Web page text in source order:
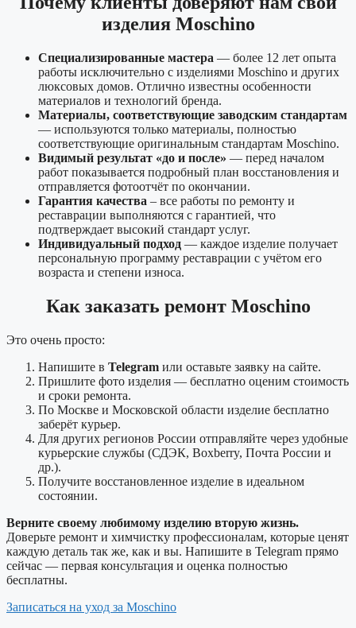
изделия Moschino
Специализированные мастера — более 12 лет опыта
работы исключительно с изделиями Moschino и других
люксовых домов. Отлично известны особенности
материалов и технологий бренда.
Материалы, соответствующие заводским стандартам
— используются только материалы, полностью
соответствующие оригинальным стандартам Moschino.
Видимый результат «до и после» — перед началом
работ показывается подробный план восстановления и
отправляется фотоотчёт по окончании.
Гарантия качества – все работы по ремонту и
реставрации выполняются с гарантией, что
подтверждает высокий стандарт услуг.
Индивидуальный подход — каждое изделие получает
персональную программу реставрации с учётом его
возраста и степени износа.
Как заказать ремонт Moschino
Это очень просто:
Напишите в Telegram или оставьте заявку на сайте.
Пришлите фото изделия — бесплатно оценим стоимость
и сроки ремонта.
По Москве и Московской области изделие бесплатно
заберёт курьер.
Для других регионов России отправляйте через удобные
курьерские службы (СДЭК, Boxberry, Почта России и
др.).
Получите восстановленное изделие в идеальном
состоянии.
Верните своему любимому изделию вторую жизнь.
Доверьте ремонт и химчистку профессионалам, которые ценят
каждую деталь так же, как и вы. Напишите в Telegram прямо
сейчас — первая консультация и оценка полностью
бесплатны.
Записаться на уход за Moschino